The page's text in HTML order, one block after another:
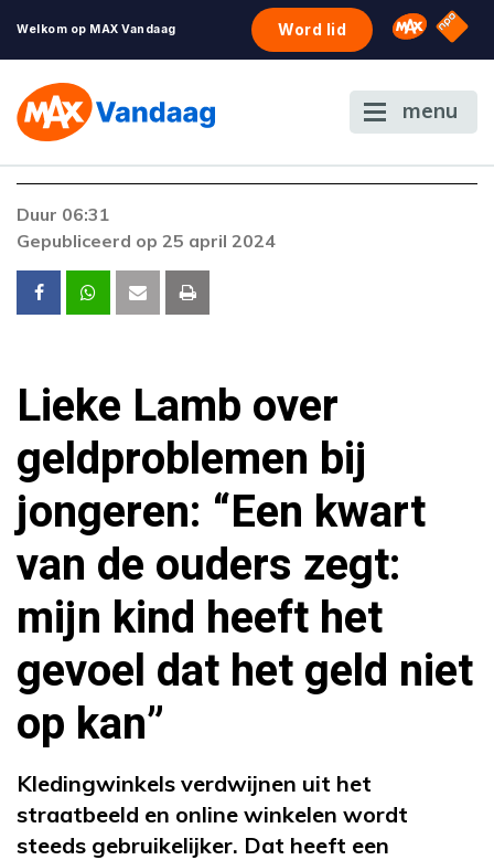
Welkom op MAX Vandaag Word lid Omroep
NPO
menu
Er is een licentie-fout opgetreden. Als het
contact op met onze klantenservice.
Duur 06:31
Gepubliceerd op 25 april 2024
Lieke Lamb over
geldproblemen bij
jongeren: “Een kwart
van de ouders zegt:
mijn kind heeft het
gevoel dat het geld niet
op kan”
Kledingwinkels verdwijnen uit het
straatbeeld en online winkelen wordt
steeds gebruikelijker. Dat heeft een